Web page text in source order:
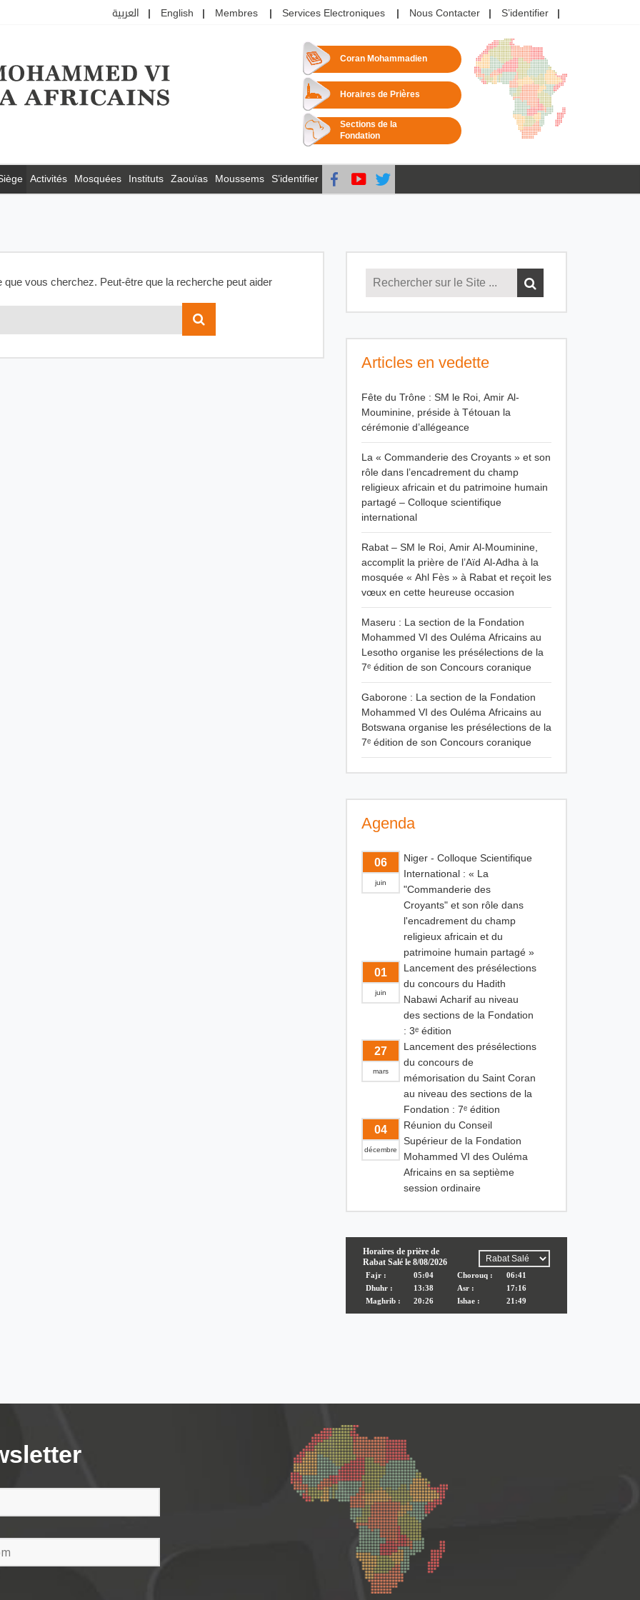
العربية English Membres Services Electroniques Nous Contacter S’identifier
Coran Mohammadien
Horaires de Prières
Sections de la
Fondation
Activités Mosquées Instituts Zaouïas Moussems S’identifier
vous cherchez. Peut-être que la recherche peut aider
Articles en vedette
Fête du Trône : SM le Roi, Amir Al-
Mouminine, préside à Tétouan la
cérémonie d’allégeance
La « Commanderie des Croyants » et son
rôle dans l’encadrement du champ
religieux africain et du patrimoine humain
partagé – Colloque scientifique
international
Rabat – SM le Roi, Amir Al-Mouminine,
accomplit la prière de l’Aïd Al-Adha à la
mosquée « Ahl Fès » à Rabat et reçoit les
vœux en cette heureuse occasion
Maseru : La section de la Fondation
Mohammed VI des Ouléma Africains au
Lesotho organise les présélections de la
7ᵉ édition de son Concours coranique
Gaborone : La section de la Fondation
Mohammed VI des Ouléma Africains au
Botswana organise les présélections de la
7ᵉ édition de son Concours coranique
Agenda
06
juin
Niger - Colloque Scientifique
International : « La
"Commanderie des
Croyants" et son rôle dans
l'encadrement du champ
religieux africain et du
patrimoine humain partagé »
01
juin
Lancement des présélections
du concours du Hadith
Nabawi Acharif au niveau
des sections de la Fondation
: 3ᵉ édition
27
mars
Lancement des présélections
du concours de
mémorisation du Saint Coran
au niveau des sections de la
Fondation : 7ᵉ édition
04
décembre
Réunion du Conseil
Supérieur de la Fondation
Mohammed VI des Ouléma
Africains en sa septième
session ordinaire